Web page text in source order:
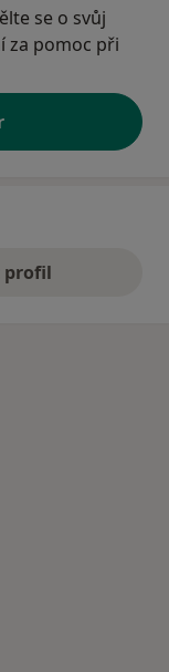
se o svůj
za pomoc při
profil